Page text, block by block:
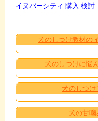
イヌバーシティ 購入 検討
犬のしつけ教材の
犬のしつけに悩
犬のしつけ
犬の甘噛